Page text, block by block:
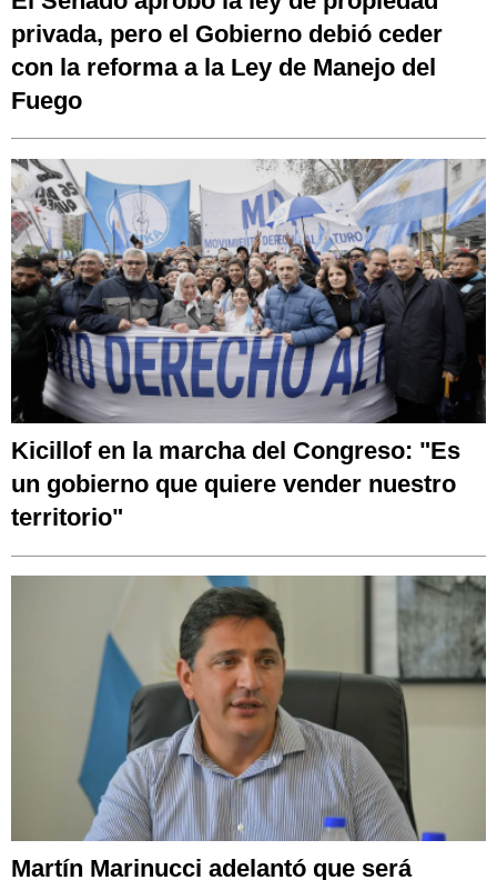
privada, pero el Gobierno debió ceder
con la reforma a la Ley de Manejo del
Fuego
Kicillof en la marcha del Congreso: "Es
un gobierno que quiere vender nuestro
territorio"
Martín Marinucci adelantó que será